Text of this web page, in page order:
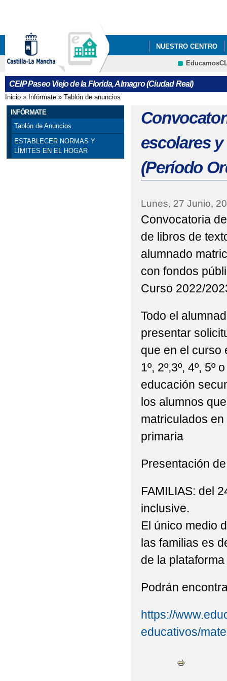
NUESTRO CENTRO
COMEDOR
CRFP
CEIP Paseo Viejo de la Florida, Almagro (Ciudad Real)
Se encuentra usted aquí
Inicio » Infórmate » Tablón de anuncios
INFÓRMATE
Tablón de Anuncios
ESTABLECER NORMAS Y
LÍMITES EN EL HOGAR
escolares
(Período
Lunes, 27 Junio,
Convocatoria
de libros de
alumnado
con fondos
Curso 2022/
Todo el
presentar
que en el curso
1º, 2º,3º, 4º, 5º
educación
los alumnos
matriculados
primaria
Presentación
FAMILIAS: del
inclusive.
El único medio
las familias es
de la
Podrán
https://
educativos/